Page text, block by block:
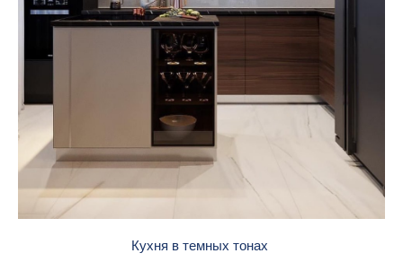
Кухня в темных тонах